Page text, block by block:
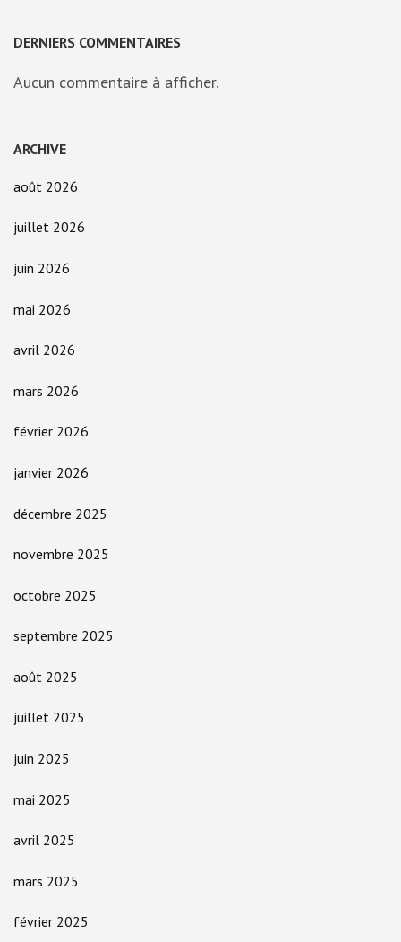
DERNIERS COMMENTAIRES
Aucun commentaire à afficher.
ARCHIVE
août 2026
juillet 2026
juin 2026
mai 2026
avril 2026
mars 2026
février 2026
janvier 2026
décembre 2025
novembre 2025
octobre 2025
septembre 2025
août 2025
juillet 2025
juin 2025
mai 2025
avril 2025
mars 2025
février 2025